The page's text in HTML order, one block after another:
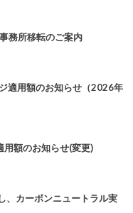
務所移転のご案内
適用額のお知らせ（2026年
額のお知らせ(変更)
、カーボンニュートラル実